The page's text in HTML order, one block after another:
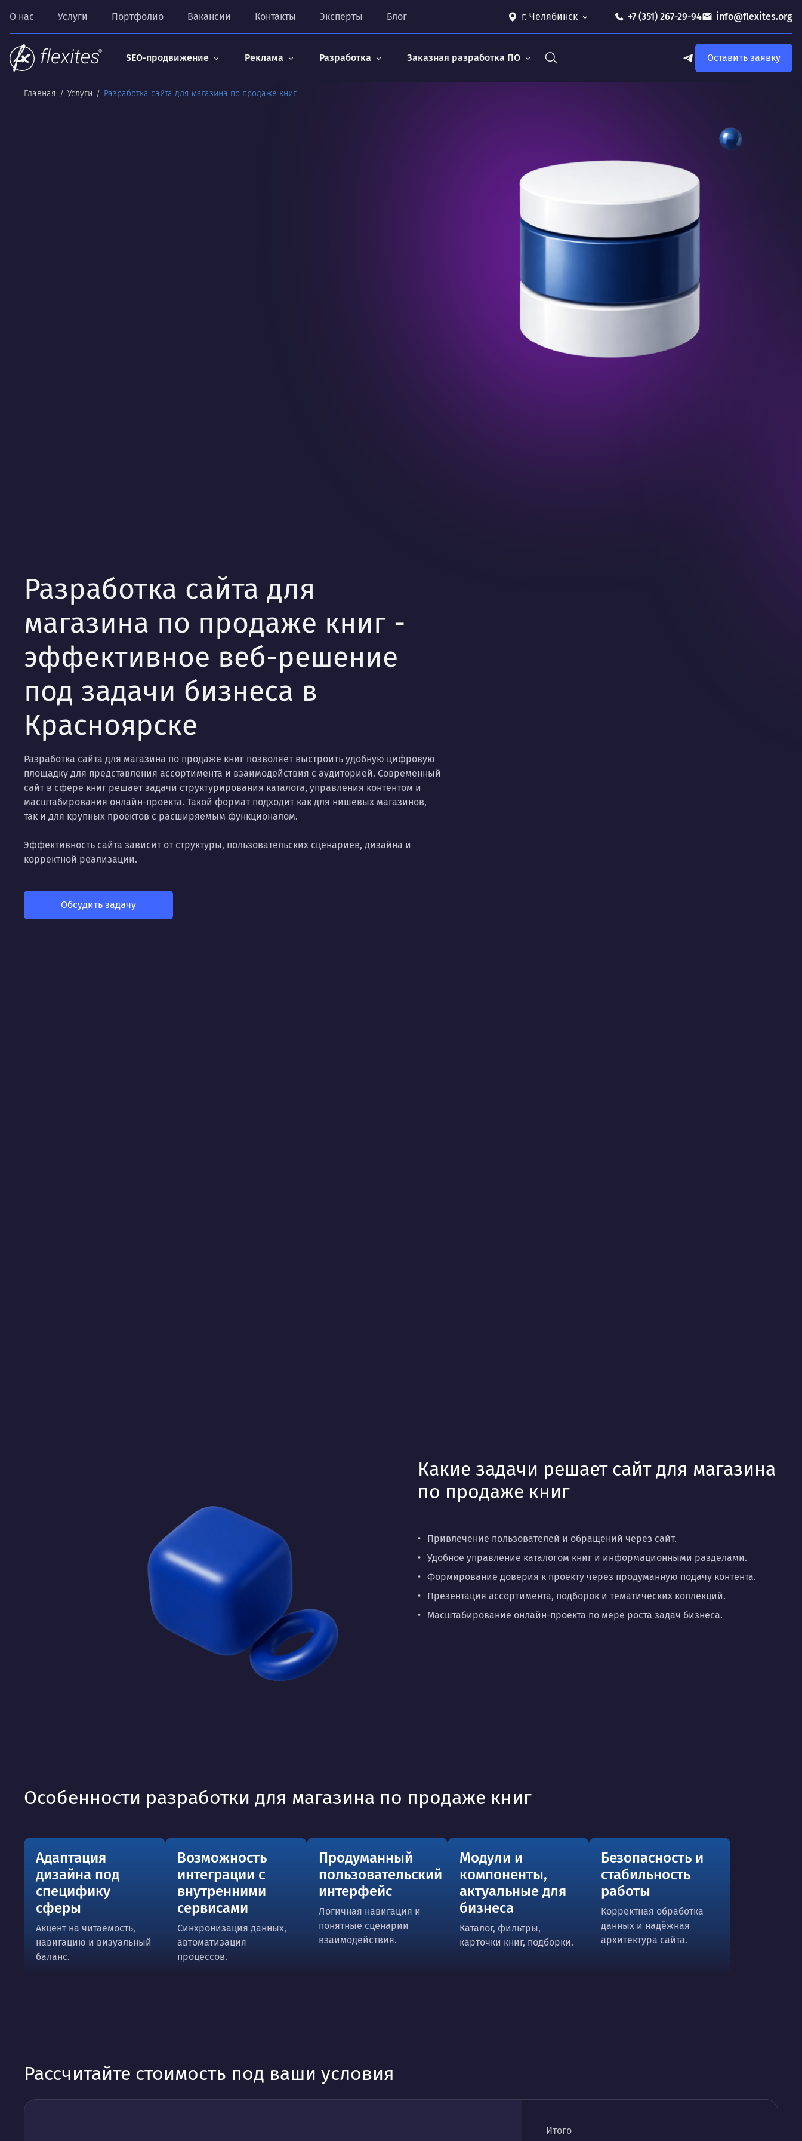
О нас Услуги Портфолио Вакансии Контакты Эксперты Блог г. Челябинск +7 (351) 267-29-94 info@flexites.org
SEO-продвижение Реклама Разработка Заказная разработка ПО Оставить заявку
Главная Услуги Разработка сайта для магазина по продаже книг
Разработка сайта для
магазина по продаже книг -
эффективное веб-решение
под задачи бизнеса в
Красноярске
Разработка сайта для магазина по продаже книг позволяет выстроить удобную цифровую
площадку для представления ассортимента и взаимодействия с аудиторией. Современный
сайт в сфере книг решает задачи структурирования каталога, управления контентом и
масштабирования онлайн-проекта. Такой формат подходит как для нишевых магазинов,
так и для крупных проектов с расширяемым функционалом.
Эффективность сайта зависит от структуры, пользовательских сценариев, дизайна и
корректной реализации.
Обсудить задачу
Какие задачи решает сайт для магазина
по продаже книг
Привлечение пользователей и обращений через сайт.
Удобное управление каталогом книг и информационными разделами.
Формирование доверия к проекту через продуманную подачу контента.
Презентация ассортимента, подборок и тематических коллекций.
Масштабирование онлайн-проекта по мере роста задач бизнеса.
Особенности разработки для магазина по продаже книг
Адаптация
дизайна под
специфику
сферы
Акцент на читаемость,
навигацию и визуальный
баланс.
Возможность
интеграции с
внутренними
сервисами
Синхронизация данных,
автоматизация
процессов.
Продуманный
пользовательский
интерфейс
Логичная навигация и
понятные сценарии
взаимодействия.
Модули и
компоненты,
актуальные для
бизнеса
Каталог, фильтры,
карточки книг, подборки.
Безопасность и
стабильность
работы
Корректная обработка
данных и надёжная
архитектура сайта.
Рассчитайте стоимость под ваши условия
Итого